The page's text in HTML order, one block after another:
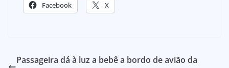
Facebook X
Passageira dá à luz a bebê a bordo de avião da